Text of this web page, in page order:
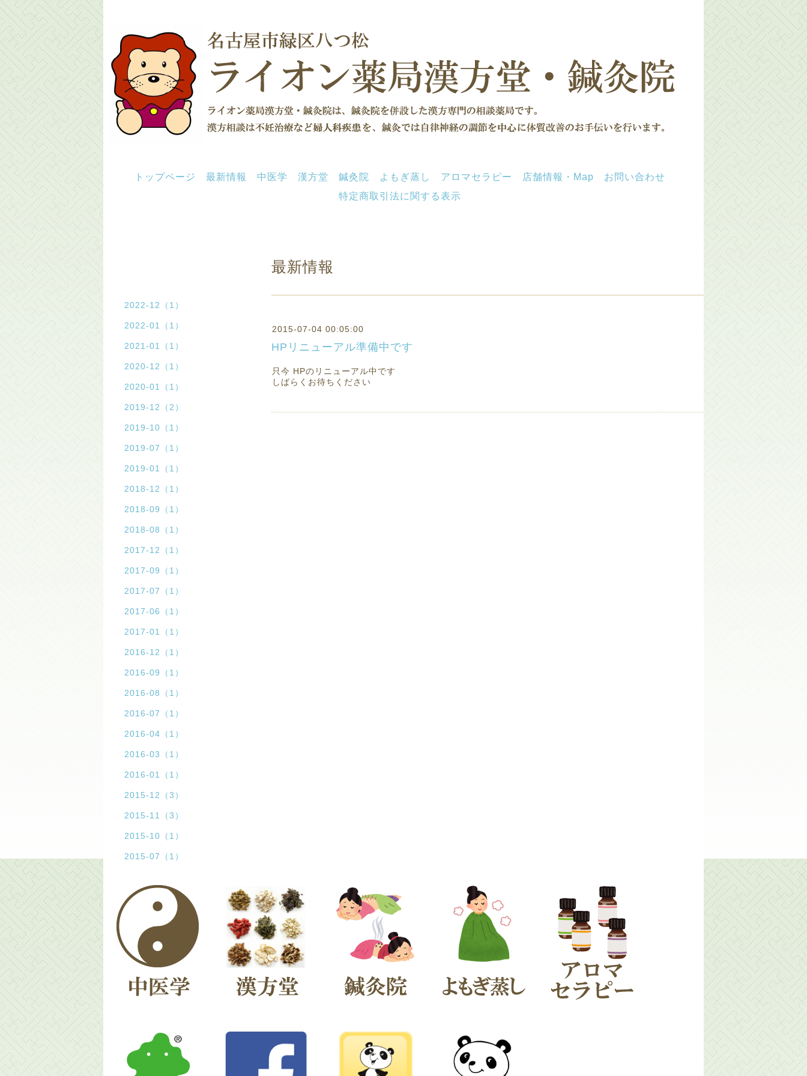
トップページ 最新情報 中医学 漢方堂 鍼灸院 よもぎ蒸し アロマセラピー 店舗情報・Map
お問い合わせ
特定商取引法に関する表示
最新情報
2015-07-04 00:05:00
HPリニューアル準備中です
只今 HPのリニューアル中です
しばらくお待ちください
2022-12（1）
2022-01（1）
2021-01（1）
2020-12（1）
2020-01（1）
2019-12（2）
2019-10（1）
2019-07（1）
2019-01（1）
2018-12（1）
2018-09（1）
2018-08（1）
2017-12（1）
2017-09（1）
2017-07（1）
2017-06（1）
2017-01（1）
2016-12（1）
2016-09（1）
2016-08（1）
2016-07（1）
2016-04（1）
2016-03（1）
2016-01（1）
2015-12（3）
2015-11（3）
2015-10（1）
2015-07（1）